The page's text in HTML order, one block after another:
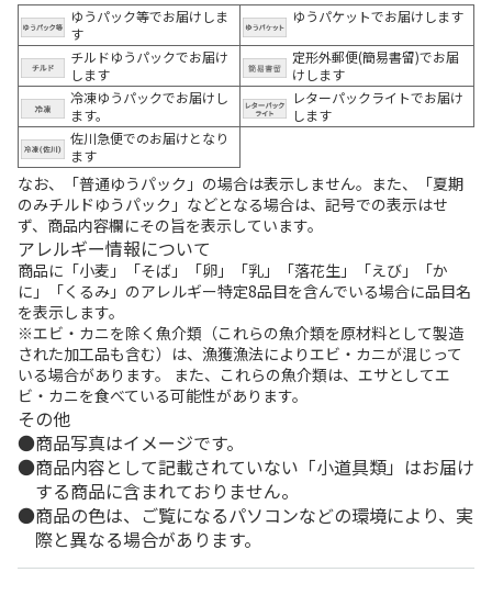
ゆうパック等でお届けしま
す
ゆうパケットでお届けします
チルドゆうパックでお届け
します
定形外郵便(簡易書留)でお届
けします
冷凍ゆうパックでお届けし
ます。
レターパックライトでお届け
します
佐川急便でのお届けとなり
ます
なお、「普通ゆうパック」の場合は表示しません。また、「夏期
のみチルドゆうパック」などとなる場合は、記号での表示はせ
ず、商品内容欄にその旨を表示しています。
アレルギー情報について
商品に「小麦」「そば」「卵」「乳」「落花生」「えび」「か
に」「くるみ」のアレルギー特定8品目を含んでいる場合に品目名
を表示します。
※エビ・カニを除く魚介類（これらの魚介類を原材料として製造
された加工品も含む）は、漁獲漁法によりエビ・カニが混じって
いる場合があります。 また、これらの魚介類は、エサとしてエ
ビ・カニを食べている可能性があります。
その他
商品写真はイメージです。
商品内容として記載されていない「小道具類」はお届け
する商品に含まれておりません。
商品の色は、ご覧になるパソコンなどの環境により、実
際と異なる場合があります。